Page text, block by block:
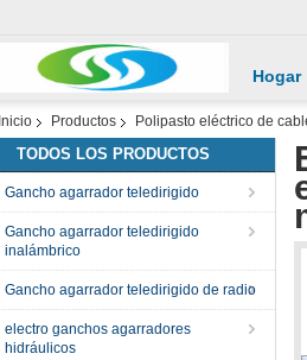
Hogar
Inicio Productos Polipasto eléctrico de
TODOS LOS PRODUCTOS
Gancho agarrador teledirigido
Gancho agarrador teledirigido
inalámbrico
Gancho agarrador teledirigido de radio
electro ganchos agarradores
hidráulicos